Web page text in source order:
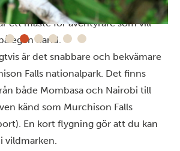
lättillgänglig. Det är också därför
ett måste för äventyrare som vill
egen hand.
är det snabbare och bekvämare
Falls nationalpark. Det finns
både Mombasa och Nairobi till
känd som Murchison Falls
En kort flygning gör att du kan
vildmarken.